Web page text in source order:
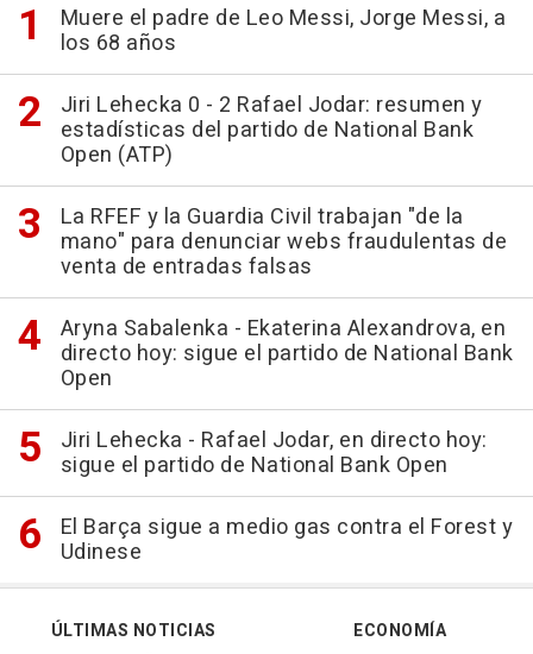
Muere el padre de Leo Messi, Jorge Messi, a
los 68 años
Jiri Lehecka 0 - 2 Rafael Jodar: resumen y
estadísticas del partido de National Bank
Open (ATP)
La RFEF y la Guardia Civil trabajan "de la
mano" para denunciar webs fraudulentas de
venta de entradas falsas
Aryna Sabalenka - Ekaterina Alexandrova, en
directo hoy: sigue el partido de National Bank
Open
Jiri Lehecka - Rafael Jodar, en directo hoy:
sigue el partido de National Bank Open
El Barça sigue a medio gas contra el Forest y
Udinese
ÚLTIMAS NOTICIAS
ECONOMÍA